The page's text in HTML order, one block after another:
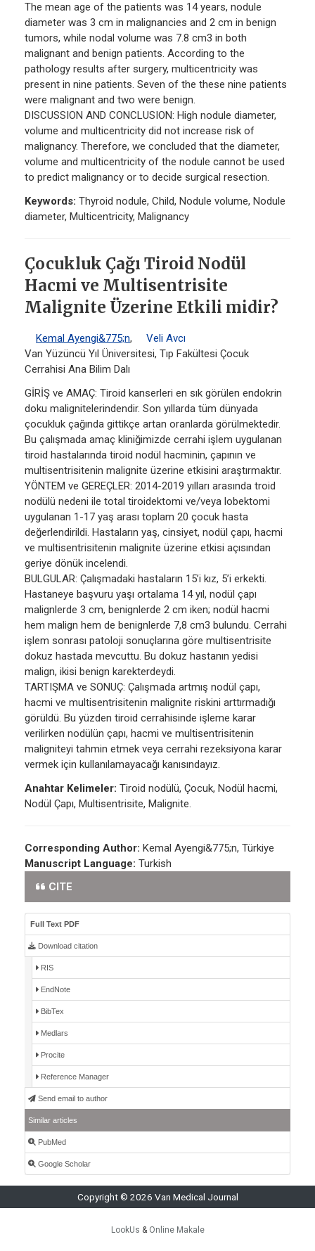
The mean age of the patients was 14 years, nodule
diameter was 3 cm in malignancies and 2 cm in benign
tumors, while nodal volume was 7.8 cm3 in both
malignant and benign patients. According to the
pathology results after surgery, multicentricity was
present in nine patients. Seven of the these nine patients
were malignant and two were benign.
DISCUSSION AND CONCLUSION: High nodule diameter,
volume and multicentricity did not increase risk of
malignancy. Therefore, we concluded that the diameter,
volume and multicentricity of the nodule cannot be used
to predict malignancy or to decide surgical resection.
Keywords: Thyroid nodule, Child, Nodule volume, Nodule
diameter, Multicentricity, Malignancy
Çocukluk Çağı Tiroid Nodül
Hacmi ve Multisentrisite
Malignite Üzerine Etkili midir?
Kemal Ayengi&775;n,
Veli Avcı
Van Yüzüncü Yıl Üniversitesi, Tıp Fakültesi Çocuk
Cerrahisi Ana Bilim Dalı
GİRİŞ ve AMAÇ: Tiroid kanserleri en sık görülen endokrin
doku malignitelerindendir. Son yıllarda tüm dünyada
çocukluk çağında gittikçe artan oranlarda görülmektedir.
Bu çalışmada amaç kliniğimizde cerrahi işlem uygulanan
tiroid hastalarında tiroid nodül hacminin, çapının ve
multisentrisitenin malignite üzerine etkisini araştırmaktır.
YÖNTEM ve GEREÇLER: 2014-2019 yılları arasında troid
nodülü nedeni ile total tiroidektomi ve/veya lobektomi
uygulanan 1-17 yaş arası toplam 20 çocuk hasta
değerlendirildi. Hastaların yaş, cinsiyet, nodül çapı, hacmi
ve multisentrisitenin malignite üzerine etkisi açısından
geriye dönük incelendi.
BULGULAR: Çalışmadaki hastaların 15’i kız, 5’i erkekti.
Hastaneye başvuru yaşı ortalama 14 yıl, nodül çapı
malignlerde 3 cm, benignlerde 2 cm iken; nodül hacmi
hem malign hem de benignlerde 7,8 cm3 bulundu. Cerrahi
işlem sonrası patoloji sonuçlarına göre multisentrisite
dokuz hastada mevcuttu. Bu dokuz hastanın yedisi
malign, ikisi benign karekterdeydi.
TARTIŞMA ve SONUÇ: Çalışmada artmış nodül çapı,
hacmi ve multisentrisitenin malignite riskini arttırmadığı
görüldü. Bu yüzden tiroid cerrahisinde işleme karar
verilirken nodülün çapı, hacmi ve multisentrisitenin
maligniteyi tahmin etmek veya cerrahi rezeksiyona karar
vermek için kullanılamayacağı kanısındayız.
Anahtar Kelimeler: Tiroid nodülü, Çocuk, Nodül hacmi,
Nodül Çapı, Multisentrisite, Malignite.
Corresponding Author: Kemal Ayengi&775;n, Türkiye
Manuscript Language: Turkish
CITE
Full Text PDF
Download citation
RIS
EndNote
BibTex
Medlars
Procite
Reference Manager
Send email to author
Similar articles
PubMed
Google Scholar
Copyright © 2026 Van Medical Journal
LookUs & Online Makale